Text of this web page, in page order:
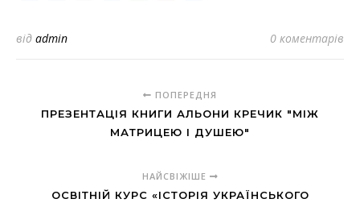
від admin 0 коментарів
ПОПЕРЕДНЯ
ПРЕЗЕНТАЦІЯ КНИГИ АЛЬОНИ КРЕЧИК "МІЖ
МАТРИЦЕЮ І ДУШЕЮ"
НАЙСВІЖІШЕ
ОСВІТНІЙ КУРС «ІСТОРІЯ УКРАЇНСЬКОГО